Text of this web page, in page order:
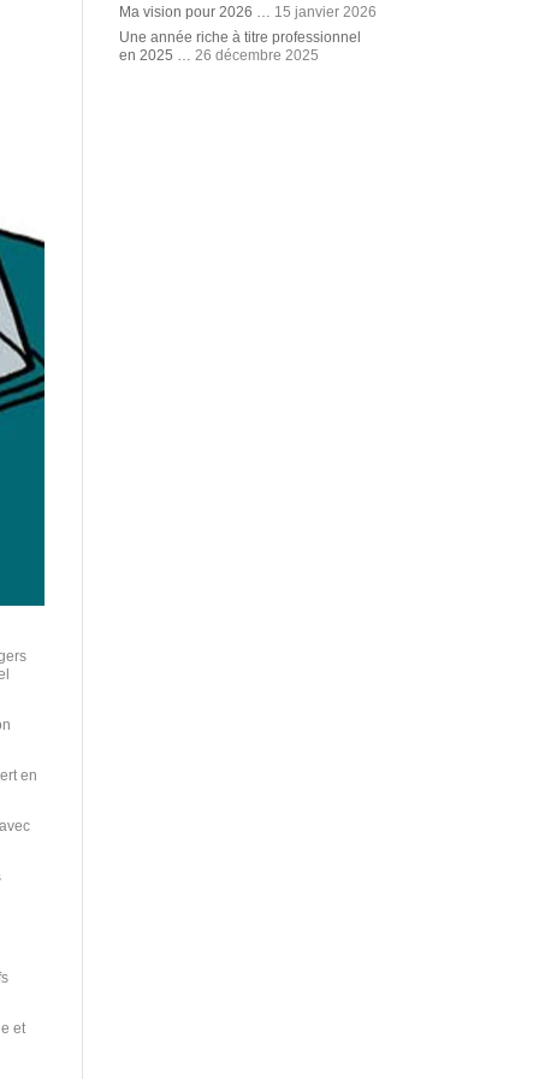
en
et
Ma vision pour 2026 … 15 janvier 2026
Une année riche à titre professionnel
en 2025 … 26 décembre 2025